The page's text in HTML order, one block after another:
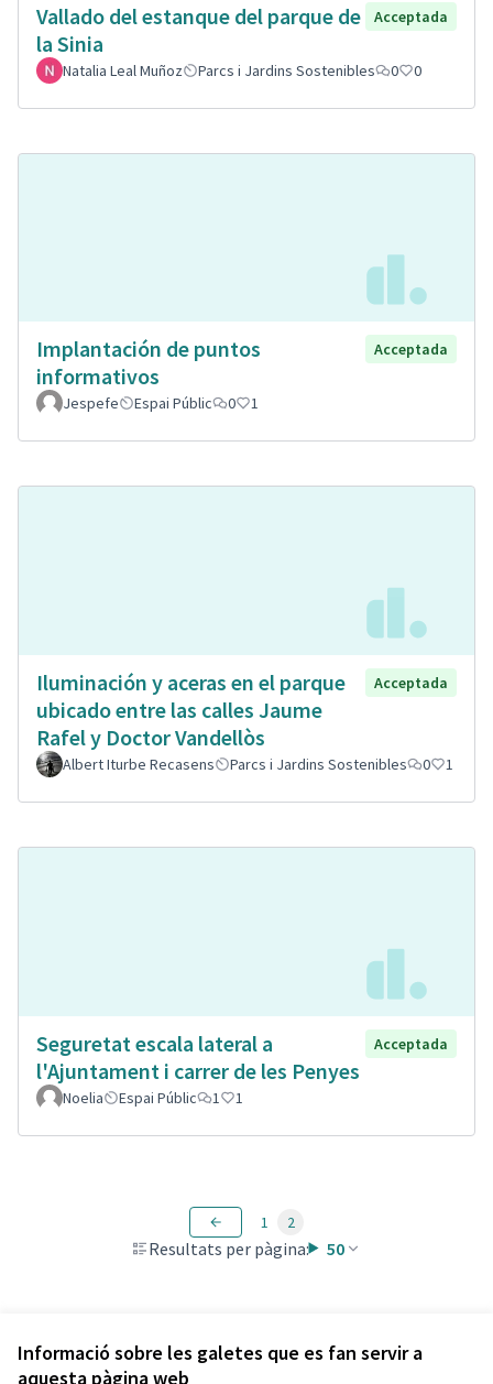
Informació sobre les galetes que es fan servir a
aquesta pàgina web
Vallado del estanque del parque de
la Sinia
Acceptada
Natalia Leal Muñoz Parcs i Jardins Sostenibles 0 0
Implantación de puntos
informativos
Acceptada
Jespefe Espai Públic 0 1
Iluminación y aceras en el parque
ubicado entre las calles Jaume
Rafel y Doctor Vandellòs
Acceptada
Albert Iturbe Recasens Parcs i Jardins Sostenibles 0 1
Seguretat escala lateral a
l'Ajuntament i carrer de les Penyes
Acceptada
Noelia Espai Públic 1 1
Resultats per pàgina: 50
1 2
Veure totes les propostes retirades